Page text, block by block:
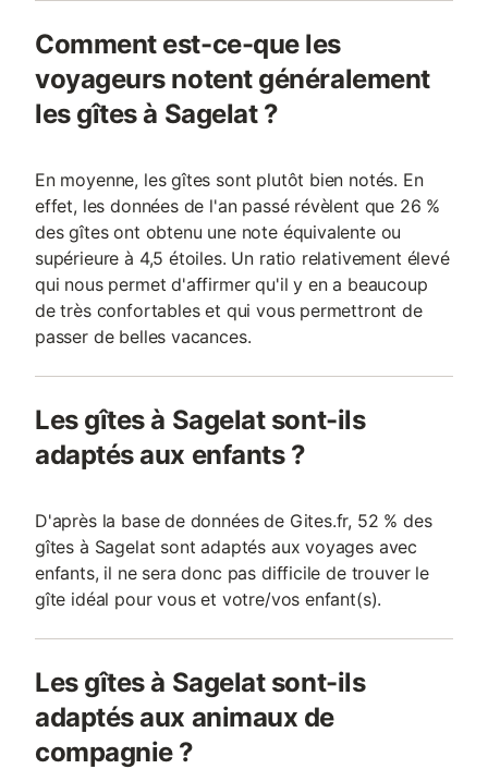
Comment est-ce-que les
voyageurs notent généralement
les gîtes à Sagelat ?
En moyenne, les gîtes sont plutôt bien notés. En
effet, les données de l'an passé révèlent que 26 %
des gîtes ont obtenu une note équivalente ou
supérieure à 4,5 étoiles. Un ratio relativement élevé
qui nous permet d'affirmer qu'il y en a beaucoup
de très confortables et qui vous permettront de
passer de belles vacances.
Les gîtes à Sagelat sont-ils
adaptés aux enfants ?
D'après la base de données de Gites.fr, 52 % des
gîtes à Sagelat sont adaptés aux voyages avec
enfants, il ne sera donc pas difficile de trouver le
gîte idéal pour vous et votre/vos enfant(s).
Les gîtes à Sagelat sont-ils
adaptés aux animaux de
compagnie ?